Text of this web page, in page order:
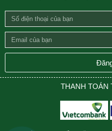
Số
điện
thoại
của
Email
của
THANH TOÁN